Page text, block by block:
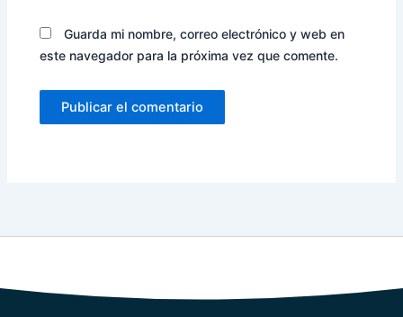
Guarda mi nombre, correo electrónico y web en
este navegador para la próxima vez que comente.